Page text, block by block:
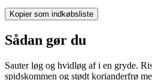
Kopier som indkøbsliste
Sådan gør du
Sauter løg og hvidløg af i en gryde.
spidskommen og stødt korianderfrø